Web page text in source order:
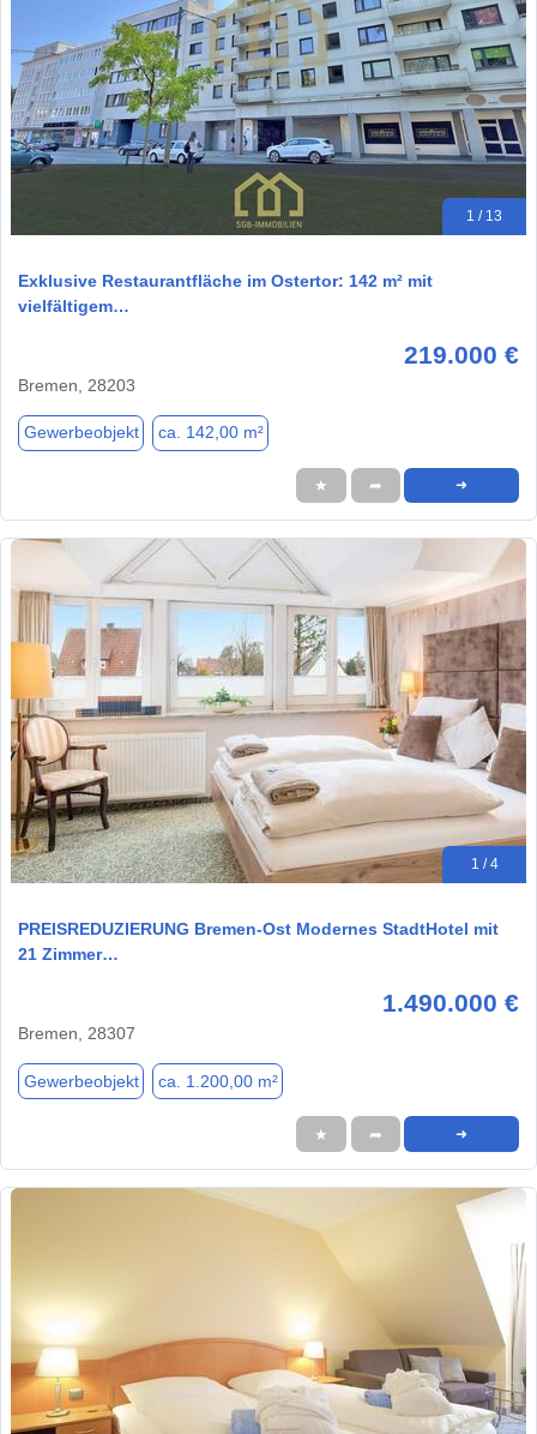
1 / 13
Exklusive Restaurantfläche im Ostertor: 142 m² mit
vielfältigem…
219.000 €
Bremen, 28203
Gewerbeobjekt ca. 142,00 m²
★ ➦ ➜
1 / 4
PREISREDUZIERUNG Bremen-Ost Modernes StadtHotel mit
21 Zimmer…
1.490.000 €
Bremen, 28307
Gewerbeobjekt ca. 1.200,00 m²
★ ➦ ➜